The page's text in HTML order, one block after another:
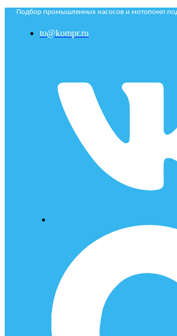
Подбор промышленных насосов и мотопомп
to@kompr.ru